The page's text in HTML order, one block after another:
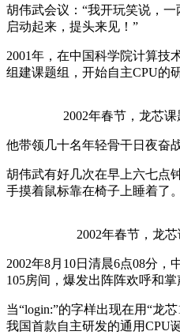
胡伟武会议：“我开玩笑说，
启动起来，提头来见！”
2001年，在中国科学院计算技
组建课题组，开始自主CPU的研
2002年春节，龙芯
他带领几十名年轻骨干日夜奋
胡伟武有好几次在早上六七点
手摸着鼠标靠在椅子上睡着了。
2002年春节，龙
2002年8月10日清晨6点08分
105房间，爆发出阵阵欢呼和掌
当“login:”的字样出现在用“龙
我国首款自主研发的通用CPU